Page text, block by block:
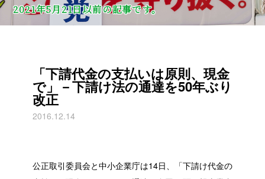
2021年5月21日以前の記事です。
「下請代金の支払いは原則、現金
で」－下請け法の通達を50年ぶり
改正
2016.12.14
公正取引委員会と中小企業庁は14日、「下請け代金の